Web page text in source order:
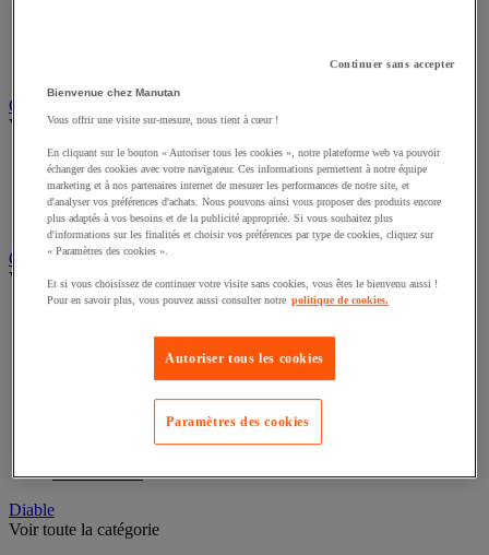
Chauffage, rafraîchisseur et déshumidificateur
Voir toute la catégorie
Chauffage au fuel
Chauffage au gaz
Chauffage électrique
Rafraîchisseur et déshumidificateur
Convoyeur
Voir toute la catégorie
Bille de manutention
Convoyeur à rouleaux
Convoyeur pour palettes
Rail et barrette de manutention
Table à billes
Diable
Voir toute la catégorie
Continuer sans accepter
Bienvenue chez Manutan
Vous offrir une visite sur-mesure, nous tient à cœur !
En cliquant sur le bouton « Autoriser tous les cookies », notre plateforme web va pouvoir
échanger des cookies avec votre navigateur. Ces informations permettent à notre équipe
marketing et à nos partenaires internet de mesurer les performances de notre site, et
d'analyser vos préférences d'achats. Nous pouvons ainsi vous proposer des produits encore
plus adaptés à vos besoins et de la publicité appropriée. Si vous souhaitez plus
d'informations sur les finalités et choisir vos préférences par type de cookies, cliquez sur
« Paramètres des cookies ».
Et si vous choisissez de continuer votre visite sans cookies, vous êtes le bienvenu aussi !
Pour en savoir plus, vous pouvez aussi consulter notre politique de cookies.
Autoriser tous les cookies
Paramètres des cookies